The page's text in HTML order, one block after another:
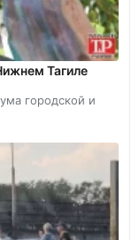
Тагиле
городской и